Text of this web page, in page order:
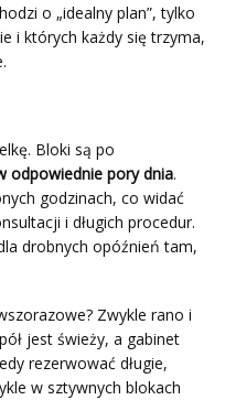
o „idealny plan”, tylko
i których każdy się trzyma,
Bloki są po
odpowiednie pory dnia.
godzinach, co widać
i długich procedur.
drobnych opóźnień tam,
Zwykle rano i
jest świeży, a gabinet
rezerwować długie,
w sztywnych blokach